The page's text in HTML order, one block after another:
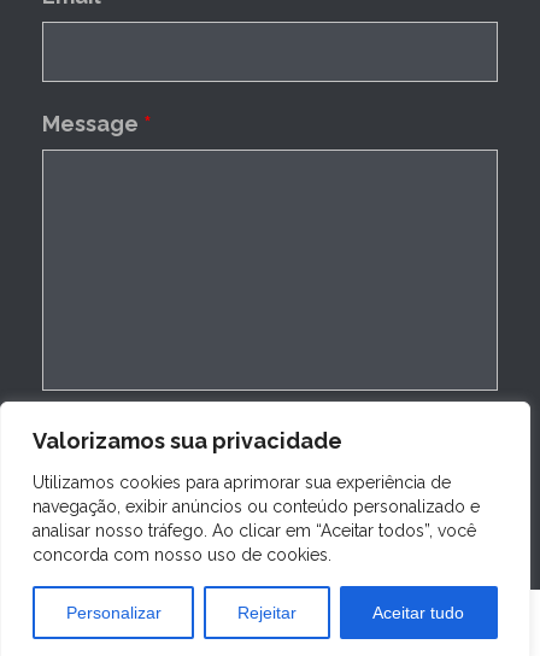
Valorizamos sua privacidade
Utilizamos cookies para aprimorar sua experiência de
navegação, exibir anúncios ou conteúdo personalizado e
analisar nosso tráfego. Ao clicar em “Aceitar todos”, você
concorda com nosso uso de cookies.
Personalizar Rejeitar Aceitar tudo
Message *
© 2022Lion EquipamentosbyTodos os direitos reservados
Desenvolvido por:LION EQUIPAMENTOS